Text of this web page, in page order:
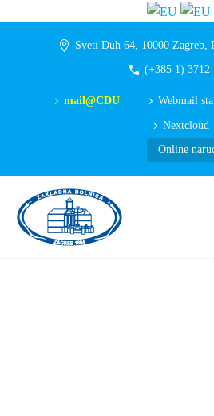
Sveti Duh 64, 10000 Zagreb,
(+385 1) 3712
mail@CDU Webmail
Nextcloud
Online